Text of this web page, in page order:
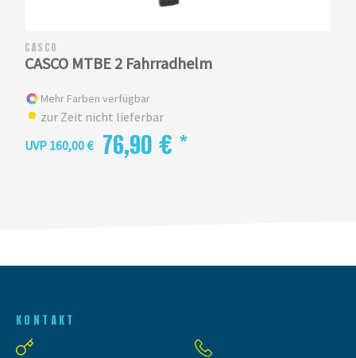
CASCO
CASCO MTBE 2 Fahrradhelm
Mehr Farben verfügbar
zur Zeit nicht lieferbar
UVP 160,00 €
76,90 € *
KONTAKT